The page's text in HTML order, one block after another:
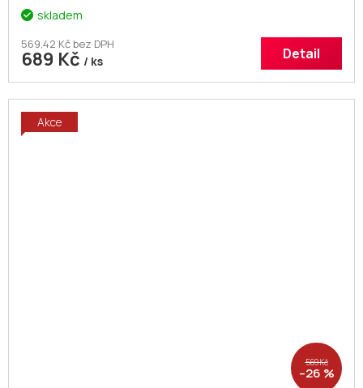
skladem
569,42 Kč bez DPH
689 Kč / ks Detail
Akce
569 Kč
–26 %